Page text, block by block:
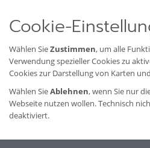
Cookie-
Wählen SieZustimmen, um alle
Verwendung spezieller Cookies zu
Cookies zur Darstellung von Karten
Wählen SieAblehnen, wenn Sie nur
Webseite nutzen wollen. Technisch
deaktiviert.